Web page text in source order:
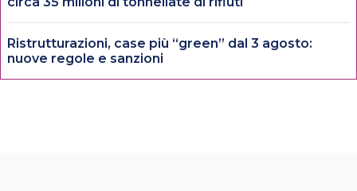
Ristrutturazioni, case più “green” dal 3 agosto:
nuove regole e sanzioni